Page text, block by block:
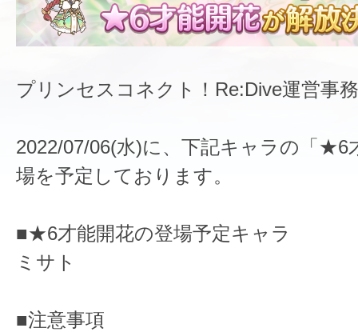
プリンセスコネクト！Re:Dive運営事
2022/07/06(水)に、下記キャラの「★6
場を予定しております。
■★6才能開花の登場予定キャラ
ミサト
■注意事項